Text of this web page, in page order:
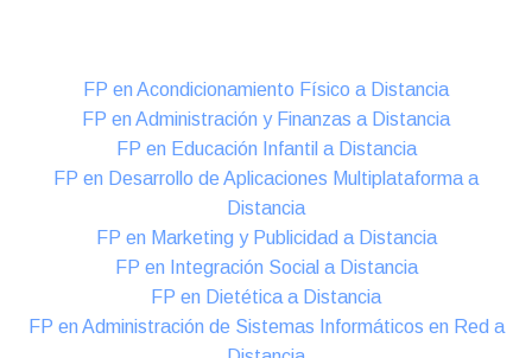
FP en Acondicionamiento Físico a Distancia
FP en Administración y Finanzas a Distancia
FP en Educación Infantil a Distancia
FP en Desarrollo de Aplicaciones Multiplataforma a
Distancia
FP en Marketing y Publicidad a Distancia
FP en Integración Social a Distancia
FP en Dietética a Distancia
FP en Administración de Sistemas Informáticos en Red a